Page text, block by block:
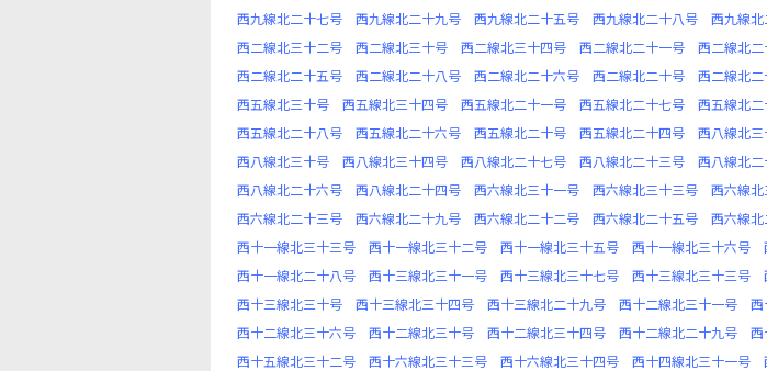
西九線北二十七号
西九線北二十九号 西九線北二十五号 西九線北二十八号 西九線
西二線北三十二号
西二線北三十号 西二線北三十四号 西二線北二十一号 西二線北
西二線北二十五号
西二線北二十八号 西二線北二十六号 西二線北二十号 西二線北
西五線北三十号
西五線北三十四号 西五線北二十一号 西五線北二十七号 西五線北
西五線北二十八号
西五線北二十六号 西五線北二十号 西五線北二十四号 西八線北
西八線北三十号
西八線北三十四号 西八線北二十七号 西八線北二十三号 西八線北
西八線北二十六号
西八線北二十四号 西六線北三十一号 西六線北三十三号 西六線
西六線北二十三号
西六線北二十九号 西六線北二十二号 西六線北二十五号 西六線
西十一線北三十三号
西十一線北三十二号 西十一線北三十五号 西十一線北三十六号
西十一線北二十八号
西十三線北三十一号 西十三線北三十七号 西十三線北三十三号
西十三線北三十号
西十三線北三十四号 西十三線北二十九号 西十二線北三十一号 西
西十二線北三十六号
西十二線北三十号 西十二線北三十四号 西十二線北二十九号 西
西十五線北三十二号
西十六線北三十三号 西十六線北三十四号 西十四線北三十一号